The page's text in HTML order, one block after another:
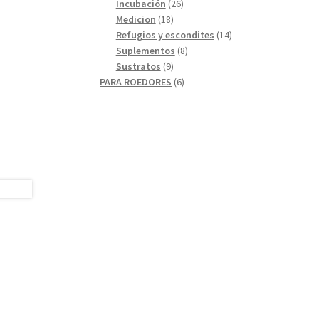
Incubación 2626
Medicion 1818
productos
Refugios y escondites 1414
Suplementos 88
Sustratos 99
productos
PARA ROEDORES 66